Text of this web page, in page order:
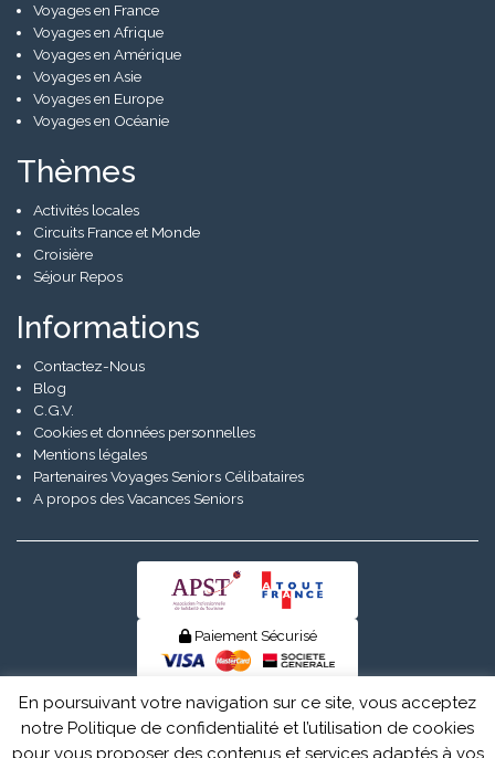
Voyages en France
Voyages en Afrique
Voyages en Amérique
Voyages en Asie
Voyages en Europe
Voyages en Océanie
Thèmes
Activités locales
Circuits France et Monde
Croisière
Séjour Repos
Informations
Contactez-Nous
Blog
C.G.V.
Cookies et données personnelles
Mentions légales
Partenaires Voyages Seniors Célibataires
A propos des Vacances Seniors
Paiement Sécurisé
© Senior Evad 2026
En poursuivant votre navigation sur ce site, vous acceptez
notre Politique de confidentialité et l’utilisation de cookies
pour vous proposer des contenus et services adaptés à vos